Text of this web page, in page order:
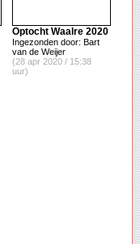
Optocht Waalre 2020
Ingezonden door: Bart
van de Weijer
(28 apr 2020 / 15:38
uur)